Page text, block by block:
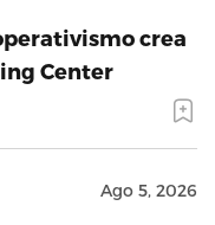
crea
Center
Ago 5, 2026